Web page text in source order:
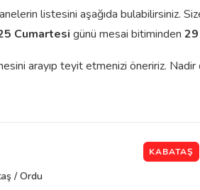
listesini aşağıda bulabilirsiniz.
Cumartesi günü mesai bitiminden
arayıp teyit etmenizi öneririz.
KABATAŞ
/ Ordu